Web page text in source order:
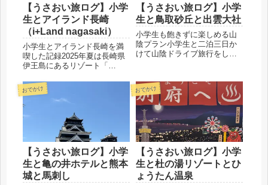
【うさおい旅ログ】小学
生とアイランド長崎
（i+Land nagasaki）
小学生とアイランド長崎を満
喫した記録2025年夏は長崎県
伊王島にあるリゾート「
長崎）に行ってきました。海
は綺麗だしご飯はおいしいし
アクティビティは盛りだくさ
んだしでめちゃくちゃ楽しい
夏になりました...
【うさおい旅ログ】小学
生と鳥取砂丘と出雲大社
小学生も飽きずに楽しめる山
陰プラン小学生と二泊三日か
けて山陰ドライブ旅行をして
します。絶対行きたい&食べた
い鳥取砂丘回転寿司「北海
道」かに！のどぐろ！海鮮浜
焼き出雲大社タイムスケジュ
ール1...
おでかけ
【うさおい旅ログ】小学
生と亀の井ホテルと熊本
城と馬刺し
おでかけ
【うさおい旅ログ】小学
生と杜の湯リゾートとひ
ょうたん温泉